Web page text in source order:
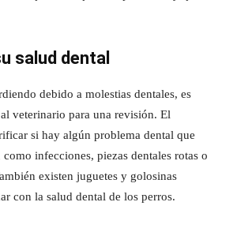
salud dental
debido a molestias dentales, es
veterinario para una revisión. El
si hay algún problema dental que
infecciones, piezas dentales rotas o
existen juguetes y golosinas
con la salud dental de los perros.